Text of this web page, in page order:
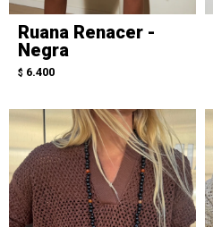
Ruana Renacer -
Negra
$ 6.400